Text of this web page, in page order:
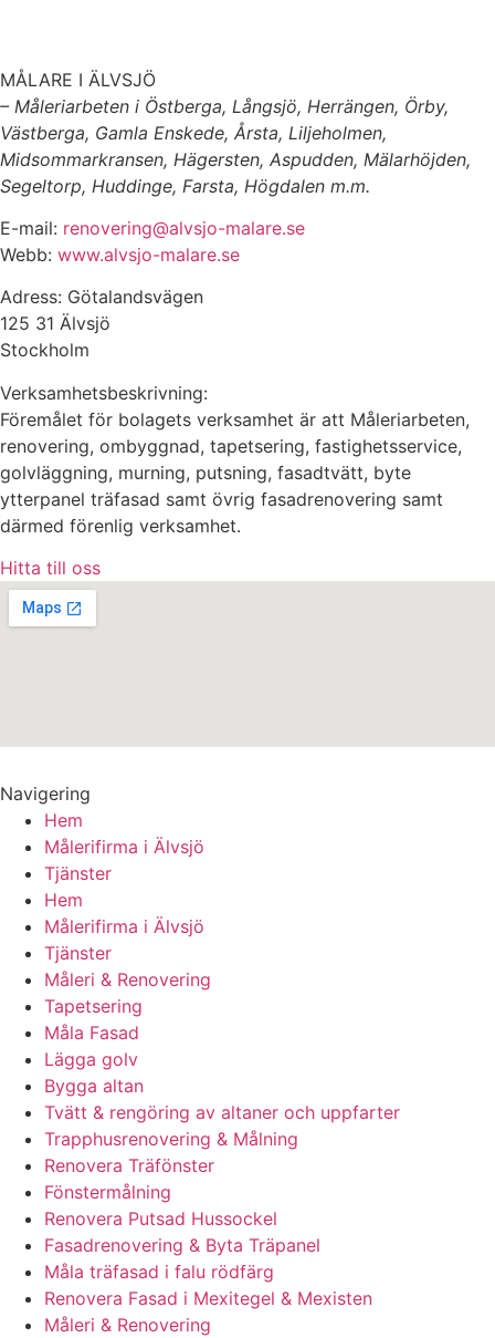
MÅLARE I ÄLVSJÖ
– Måleriarbeten i Östberga, Långsjö, Herrängen, Örby,
Västberga, Gamla Enskede, Årsta, Liljeholmen,
Midsommarkransen, Hägersten, Aspudden, Mälarhöjden,
Segeltorp, Huddinge, Farsta, Högdalen m.m.
E-mail: renovering@alvsjo-malare.se
Webb: www.alvsjo-malare.se
Adress: Götalandsvägen
125 31 Älvsjö
Stockholm
Verksamhetsbeskrivning:
Föremålet för bolagets verksamhet är att Måleriarbeten,
renovering, ombyggnad, tapetsering, fastighetsservice,
golvläggning, murning, putsning, fasadtvätt, byte
ytterpanel träfasad samt övrig fasadrenovering samt
därmed förenlig verksamhet.
Hitta till oss
Navigering
Hem
Målerifirma i Älvsjö
Tjänster
Hem
Målerifirma i Älvsjö
Tjänster
Måleri & Renovering
Tapetsering
Måla Fasad
Lägga golv
Bygga altan
Tvätt & rengöring av altaner och uppfarter
Trapphusrenovering & Målning
Renovera Träfönster
Fönstermålning
Renovera Putsad Hussockel
Fasadrenovering & Byta Träpanel
Måla träfasad i falu rödfärg
Renovera Fasad i Mexitegel & Mexisten
Måleri & Renovering